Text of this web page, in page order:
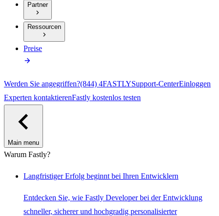
Partner
Ressourcen
Preise
Werden Sie angegriffen?(844) 4FASTLYSupport-CenterEinloggen
Experten kontaktierenFastly kostenlos testen
Main menu
Warum Fastly?
Langfristiger Erfolg beginnt bei Ihren Entwicklern
Entdecken Sie, wie Fastly Developer bei der Entwicklung
schneller, sicherer und hochgradig personalisierter